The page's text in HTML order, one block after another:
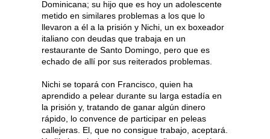
Dominicana; su hijo que es hoy un adolescente
metido en similares problemas a los que lo
llevaron a él a la prisión y Nichi, un ex boxeador
italiano con deudas que trabaja en un
restaurante de Santo Domingo, pero que es
echado de allí por sus reiterados problemas.
Nichi se topará con Francisco, quien ha
aprendido a pelear durante su larga estadía en
la prisión y, tratando de ganar algún dinero
rápido, lo convence de participar en peleas
callejeras. El, que no consigue trabajo, aceptará.